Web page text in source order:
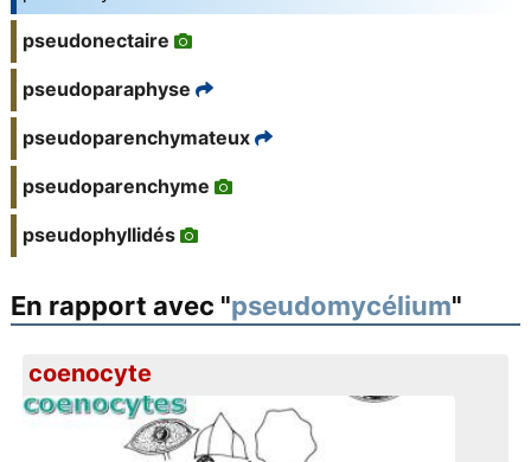
pseudonectaire
pseudoparaphyse
pseudoparenchymateux
pseudoparenchyme
pseudophyllidés
En rapport avec "pseudomycélium"
coenocyte